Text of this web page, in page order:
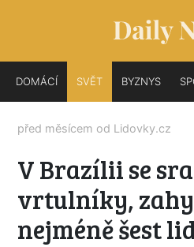
DOMÁCÍ SVĚT BYZNYS
před měsícem od Lidovky.cz
V Brazílii se
vrtulníky,
nejméně šest